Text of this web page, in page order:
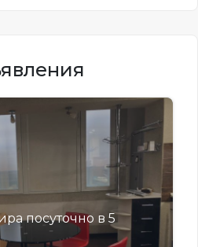
посуточно в 5